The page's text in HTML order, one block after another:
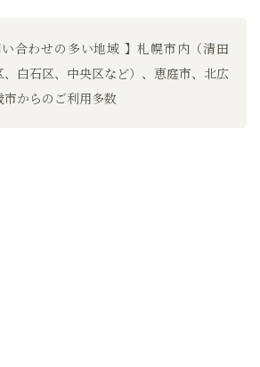
い合わせの多い地域 】札幌市内（清田
白石区、中央区など）、恵庭市、北広
からのご利用多数